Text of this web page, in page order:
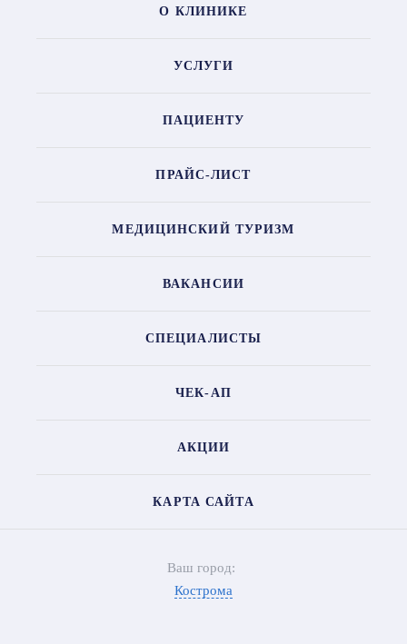
О КЛИНИКЕ
УСЛУГИ
ПАЦИЕНТУ
ПРАЙС-ЛИСТ
МЕДИЦИНСКИЙ ТУРИЗМ
ВАКАНСИИ
СПЕЦИАЛИСТЫ
ЧЕК-АП
АКЦИИ
КАРТА САЙТА
Ваш город:
Кострома